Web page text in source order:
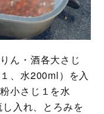
ん・酒各大さじ
、水200ml）を入
小さじ１を水
入れ、とろみを